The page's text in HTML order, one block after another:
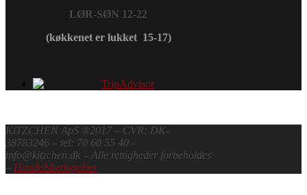
LØR-SØN 12-22
(køkkenet er lukket 15-17)
KiTZCHEN ApS ®2017 – CVR: DK-
38783246 – tel: 70 60 55 40 –
info@kitzchen.dk – Alle rettigheder forbeholdes
– Handelsbetingelser